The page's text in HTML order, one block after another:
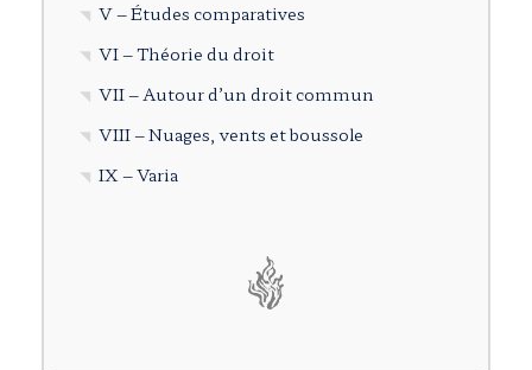
V – Études comparatives
VI – Théorie du droit
VII – Autour d’un droit commun
VIII – Nuages, vents et boussole
IX – Varia